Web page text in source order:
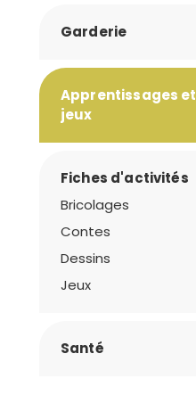
Garderie
Apprentissages et
jeux
Fiches d'activités
Bricolages
Contes
Dessins
Jeux
Santé